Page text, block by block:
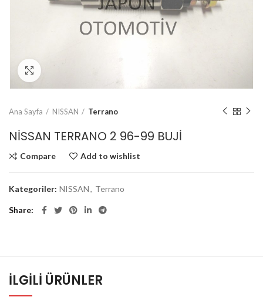
Ana Sayfa NISSAN Terrano
NİSSAN TERRANO 2 96-99 BUJİ
Compare Add to wishlist
Kategoriler: NISSAN, Terrano
Share
İLGILI ÜRÜNLER